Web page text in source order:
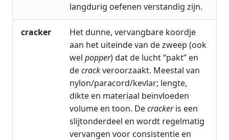
langdurig oefenen verstandig zijn.
cracker
Het dunne, vervangbare koordje
aan het uiteinde van de zweep (ook
wel popper) dat de lucht “pakt” en
decrackveroorzaakt. Meestal van
nylon/paracord/kevlar; lengte,
dikte en materiaal beïnvloeden
volume en toon. Decrackeris een
slijtonderdeel en wordt regelmatig
vervangen voor consistentie en